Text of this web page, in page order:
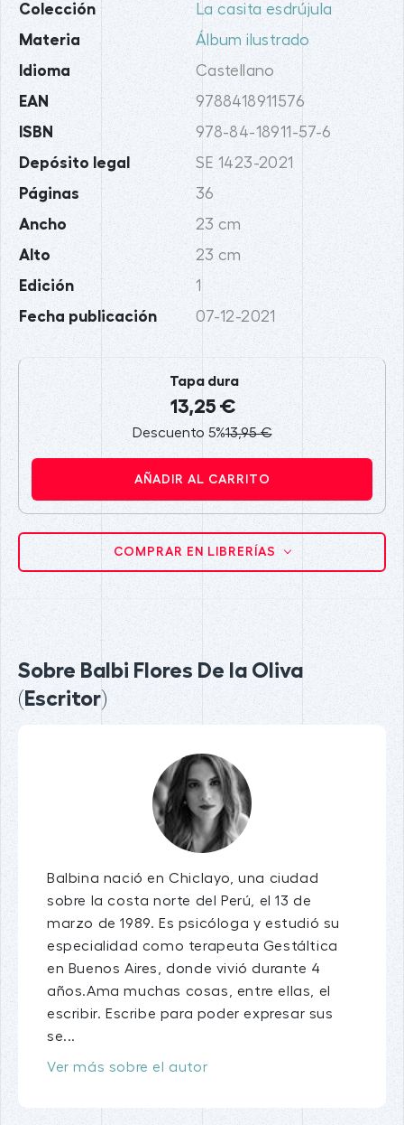
Colección La casita esdrújula
Materia Álbum ilustrado
Idioma Castellano
EAN 9788418911576
ISBN 978-84-18911-57-6
Depósito legal SE 1423-2021
Páginas 36
Ancho 23 cm
Alto 23 cm
Edición 1
Fecha publicación 07-12-2021
Tapa dura
13,25 €
Descuento 5%13,95 €
AÑADIR AL CARRITO
COMPRAR EN LIBRERÍAS
Sobre Balbi Flores De la Oliva
(Escritor)
Balbina nació en Chiclayo, una ciudad
sobre la costa norte del Perú, el 13 de
marzo de 1989. Es psicóloga y estudió su
especialidad como terapeuta Gestáltica
en Buenos Aires, donde vivió durante 4
años.Ama muchas cosas, entre ellas, el
escribir. Escribe para poder expresar sus
se...
Ver más sobre el autor